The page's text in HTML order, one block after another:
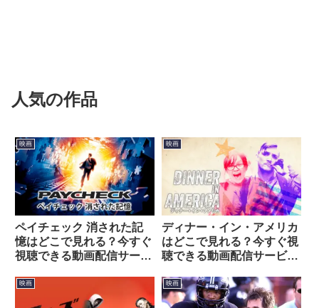
人気の作品
映画
ペイチェック 消された記
憶はどこで見れる？今すぐ
視聴できる動画配信サービ
映画
ディナー・イン・アメリカ
はどこで見れる？今すぐ視
聴できる動画配信サービス
映画 映画